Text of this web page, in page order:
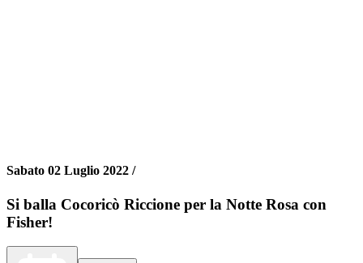
Sabato 02 Luglio 2022 /
Si balla Cocoricò Riccione per la Notte Rosa con
Fisher!